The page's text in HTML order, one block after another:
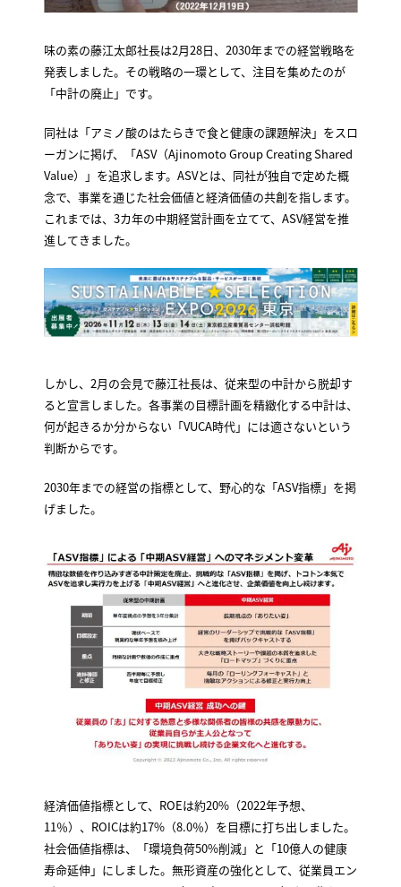
味の素の藤江太郎社長は2月28日、2030年までの経営戦略を
発表しました。その戦略の一環として、注目を集めたのが
「中計の廃止」です。
同社は「アミノ酸のはたらきで食と健康の課題解決」をスロ
ーガンに掲げ、「ASV（Ajinomoto Group Creating Shared
Value）」を追求します。ASVとは、同社が独自で定めた概
念で、事業を通じた社会価値と経済価値の共創を指します。
これまでは、3カ年の中期経営計画を立てて、ASV経営を推
進してきました。
しかし、2月の会見で藤江社長は、従来型の中計から脱却す
ると宣言しました。各事業の目標計画を精緻化する中計は、
何が起きるか分からない「VUCA時代」には適さないという
判断からです。
2030年までの経営の指標として、野心的な「ASV指標」を掲
げました。
経済価値指標として、ROEは約20%（2022年予想、
11％）、ROICは約17%（8.0％）を目標に打ち出しました。
社会価値指標は、「環境負荷50%削減」と「10億人の健康
寿命延伸」にしました。無形資産の強化として、従業員エン